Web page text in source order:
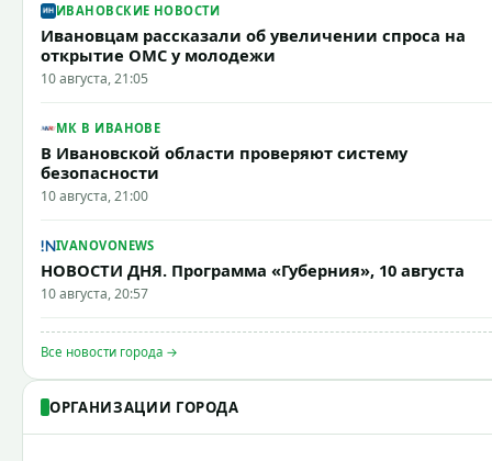
ИВАНОВСКИЕ НОВОСТИ
Ивановцам рассказали об увеличении спроса на
открытие ОМС у молодежи
10 августа, 21:05
МК В ИВАНОВЕ
В Ивановской области проверяют систему
безопасности
10 августа, 21:00
IVANOVONEWS
НОВОСТИ ДНЯ. Программа «Губерния», 10 августа
10 августа, 20:57
Все новости города →
ОРГАНИЗАЦИИ ГОРОДА